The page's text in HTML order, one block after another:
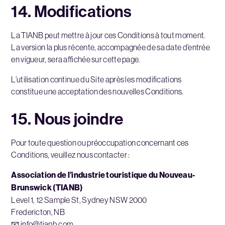
14. Modifications
La TIANB peut mettre à jour ces Conditions à tout moment.
La version la plus récente, accompagnée de sa date d’entrée
en vigueur, sera affichée sur cette page.
L’utilisation continue du Site après les modifications
constitue une acceptation des nouvelles Conditions.
15. Nous joindre
Pour toute question ou préoccupation concernant ces
Conditions, veuillez nous contacter :
Association de l’industrie touristique du Nouveau-
Brunswick (TIANB)
Level 1, 12 Sample St, Sydney NSW 2000
Fredericton, NB